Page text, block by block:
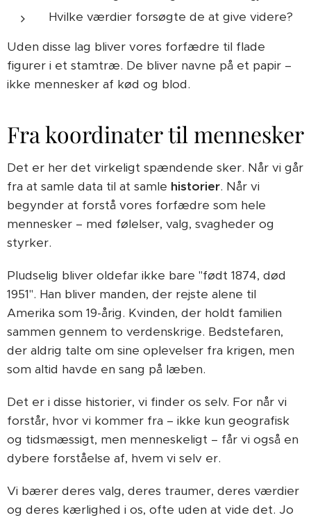
Hvilke værdier forsøgte de at give videre?
Uden disse lag bliver vores forfædre til flade
figurer i et stamtræ. De bliver navne på et papir –
ikke mennesker af kød og blod.
Fra koordinater til mennesker
Det er her det virkeligt spændende sker. Når vi går
fra at samle data til at samle historier. Når vi
begynder at forstå vores forfædre som hele
mennesker – med følelser, valg, svagheder og
styrker.
Pludselig bliver oldefar ikke bare "født 1874, død
1951". Han bliver manden, der rejste alene til
Amerika som 19-årig. Kvinden, der holdt familien
sammen gennem to verdenskrige. Bedstefaren,
der aldrig talte om sine oplevelser fra krigen, men
som altid havde en sang på læben.
Det er i disse historier, vi finder os selv. For når vi
forstår, hvor vi kommer fra – ikke kun geografisk
og tidsmæssigt, men menneskeligt – får vi også en
dybere forståelse af, hvem vi selv er.
Vi bærer deres valg, deres traumer, deres værdier
og deres kærlighed i os, ofte uden at vide det. Jo